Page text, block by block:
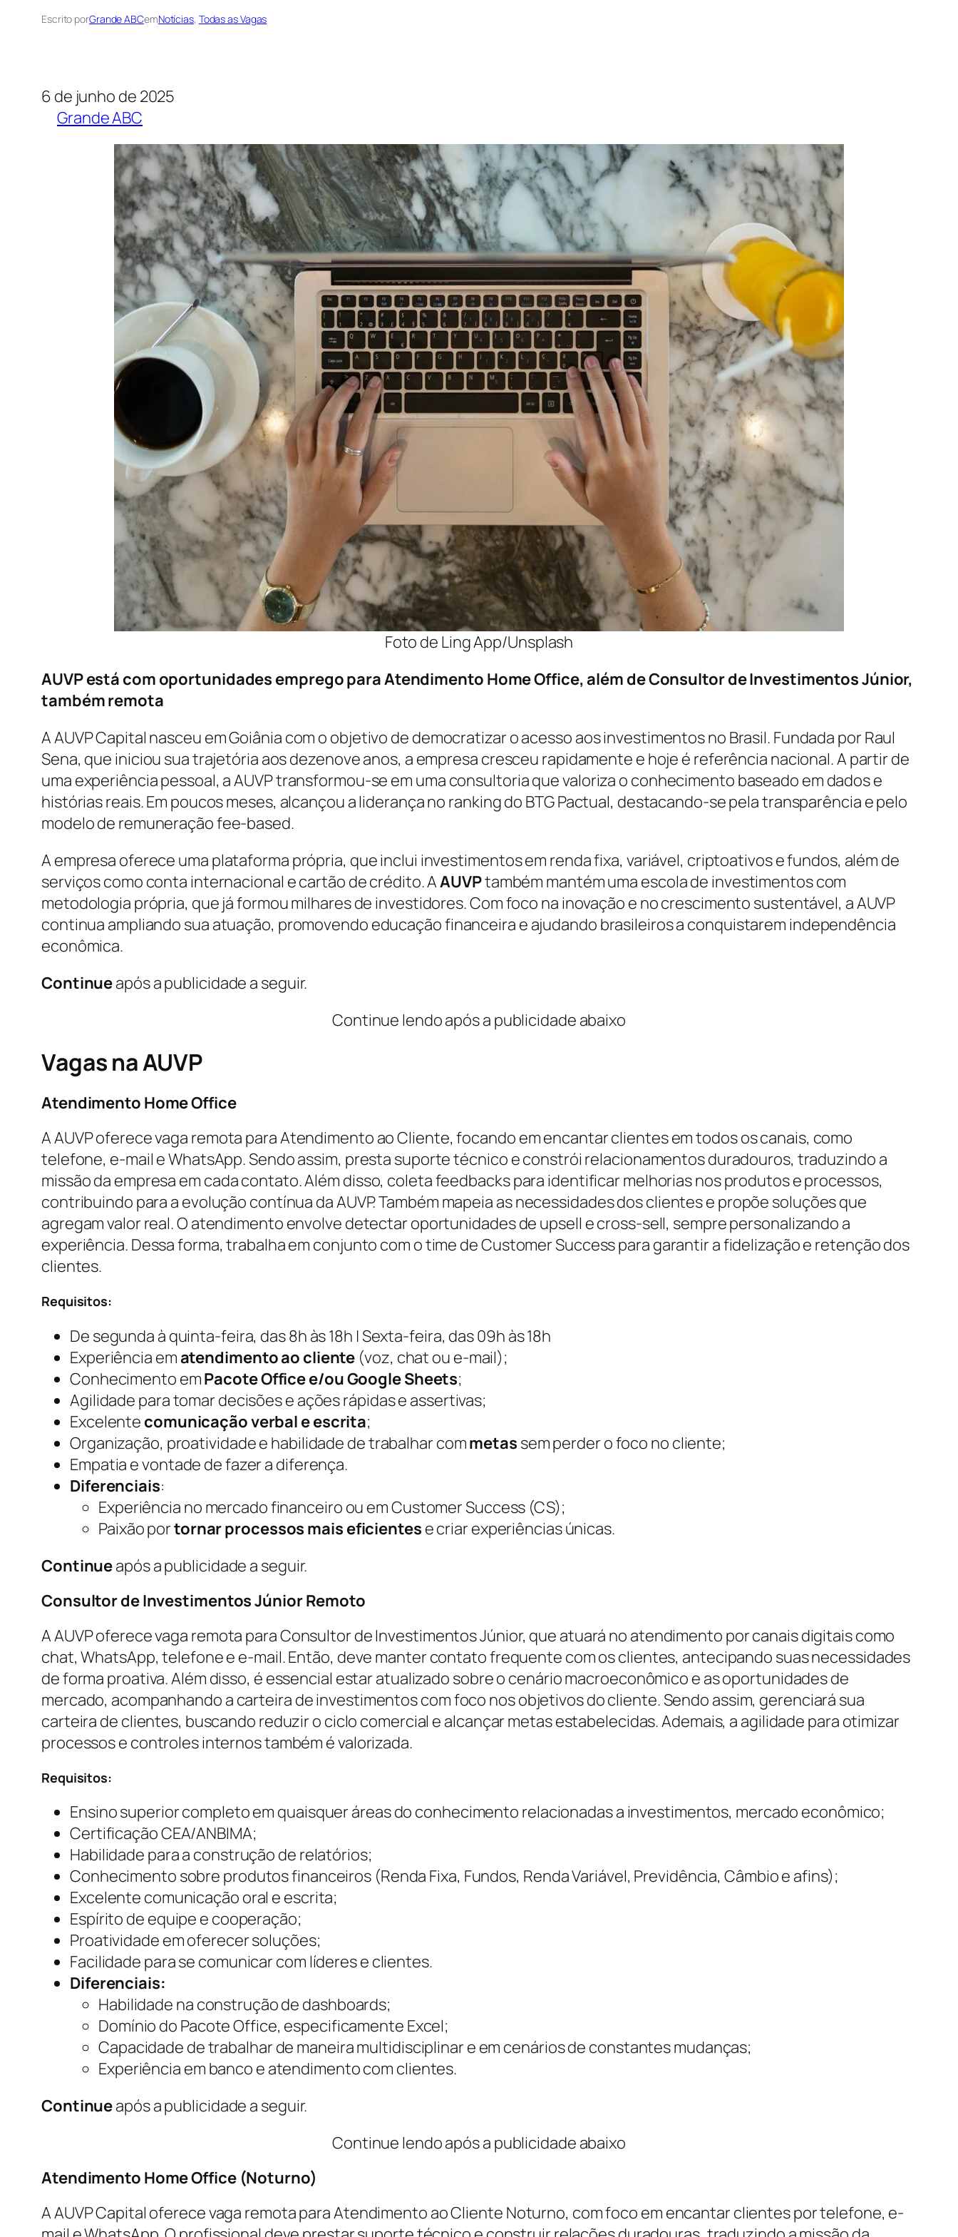
Escrito porGrande ABCemNotícias, Todas as Vagas
6 de junho de 2025
Grande ABC
Foto de Ling App/Unsplash
AUVP está com oportunidades emprego para Atendimento Home Office, além de Consultor de Investimentos Júnior,
também remota
A AUVP Capital nasceu em Goiânia com o objetivo de democratizar o acesso aos investimentos no Brasil. Fundada por Raul
Sena, que iniciou sua trajetória aos dezenove anos, a empresa cresceu rapidamente e hoje é referência nacional. A partir de
uma experiência pessoal, a AUVP transformou-se em uma consultoria que valoriza o conhecimento baseado em dados e
histórias reais. Em poucos meses, alcançou a liderança no ranking do BTG Pactual, destacando-se pela transparência e pelo
modelo de remuneração fee-based.
A empresa oferece uma plataforma própria, que inclui investimentos em renda fixa, variável, criptoativos e fundos, além de
serviços como conta internacional e cartão de crédito. AAUVPtambém mantém uma escola de investimentos com
metodologia própria, que já formou milhares de investidores. Com foco na inovação e no crescimento sustentável, a AUVP
continua ampliando sua atuação, promovendo educação financeira e ajudando brasileiros a conquistarem independência
econômica.
Continueapós a publicidade a seguir.
Continue lendo após a publicidade abaixo
Vagas na AUVP
Atendimento Home Office
A AUVP oferece vaga remota para Atendimento ao Cliente, focando em encantar clientes em todos os canais, como
telefone, e-mail e WhatsApp. Sendo assim, presta suporte técnico e constrói relacionamentos duradouros, traduzindo a
missão da empresa em cada contato. Além disso, coleta feedbacks para identificar melhorias nos produtos e processos,
contribuindo para a evolução contínua da AUVP. Também mapeia as necessidades dos clientes e propõe soluções que
agregam valor real. O atendimento envolve detectar oportunidades de upsell e cross-sell, sempre personalizando a
experiência. Dessa forma, trabalha em conjunto com o time de Customer Success para garantir a fidelização e retenção dos
clientes.
Requisitos:
De segunda à quinta-feira, das 8h às 18h | Sexta-feira, das 09h às 18h
Experiência ematendimento ao cliente (voz, chat ou e-mail);
Conhecimento emPacote Office e/ou Google Sheets;
Agilidade para tomar decisões e ações rápidas e assertivas;
Excelente comunicação verbal e escrita;
Organização, proatividade e habilidade de trabalhar commetas sem perder o foco no cliente;
Empatia e vontade de fazer a diferença.
Diferenciais:
Experiência no mercado financeiro ou em Customer Success (CS);
Paixão portornar processos mais eficientes e criar experiências únicas.
Continueapós a publicidade a seguir.
Consultor de Investimentos Júnior Remoto
A AUVP oferece vaga remota para Consultor de Investimentos Júnior, que atuará no atendimento por canais digitais como
chat, WhatsApp, telefone e e-mail. Então, deve manter contato frequente com os clientes, antecipando suas necessidades
de forma proativa. Além disso, é essencial estar atualizado sobre o cenário macroeconômico e as oportunidades de
mercado, acompanhando a carteira de investimentos com foco nos objetivos do cliente. Sendo assim, gerenciará sua
carteira de clientes, buscando reduzir o ciclo comercial e alcançar metas estabelecidas. Ademais, a agilidade para otimizar
processos e controles internos também é valorizada.
Requisitos:
Ensino superior completo em quaisquer áreas do conhecimento relacionadas a investimentos, mercado econômico;
Certificação CEA/ANBIMA;
Habilidade para a construção de relatórios;
Conhecimento sobre produtos financeiros (Renda Fixa, Fundos, Renda Variável, Previdência, Câmbio e afins);
Excelente comunicação oral e escrita;
Espírito de equipe e cooperação;
Proatividade em oferecer soluções;
Facilidade para se comunicar com líderes e clientes.
Diferenciais:
Habilidade na construção de dashboards;
Domínio do Pacote Office, especificamente Excel;
Capacidade de trabalhar de maneira multidisciplinar e em cenários de constantes mudanças;
Experiência em banco e atendimento com clientes.
Continueapós a publicidade a seguir.
Continue lendo após a publicidade abaixo
Atendimento Home Office (Noturno)
A AUVP Capital oferece vaga remota para Atendimento ao Cliente Noturno, com foco em encantar clientes por telefone, e-